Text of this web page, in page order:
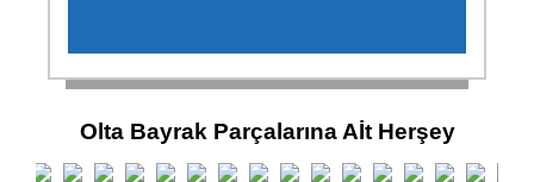
Olta Bayrak Parçalarına Aİt Herşey